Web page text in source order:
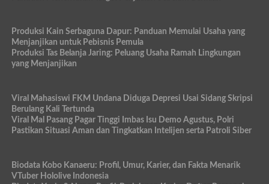
Produksi Kain Serbaguna Dapur: Panduan Memulai Usaha yang
Menjanjikan untuk Pebisnis Pemula
Produksi Tas Belanja Jaring: Peluang Usaha Ramah Lingkungan
yang Menjanjikan
Viral Mahasiswi FKM Undana Diduga Depresi Usai Sidang Skripsi
Berulang Kali Tertunda
Viral Mal Pasang Pagar Tinggi Imbas Isu Demo Agustus, Polri
Pastikan Situasi Aman dan Tingkatkan Intelijen serta Patroli Siber
Biodata Kobo Kanaeru: Profil, Umur, Karier, dan Fakta Menarik
VTuber Hololive Indonesia